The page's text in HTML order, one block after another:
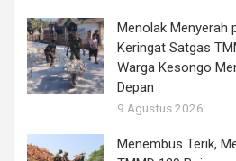
Menolak Menyerah
Keringat Satgas
Warga Kesongo
Depan
9 Agustus 2026
Menembus Terik,